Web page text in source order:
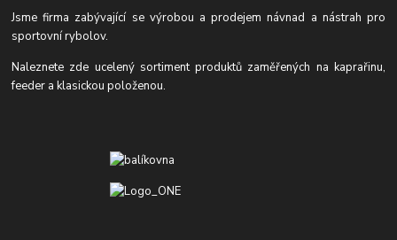
Jsme firma zabývající se výrobou a prodejem návnad a nástrah pro
sportovní rybolov.
Naleznete zde ucelený sortiment produktů zaměřených na kaprařinu,
feeder a klasickou položenou.